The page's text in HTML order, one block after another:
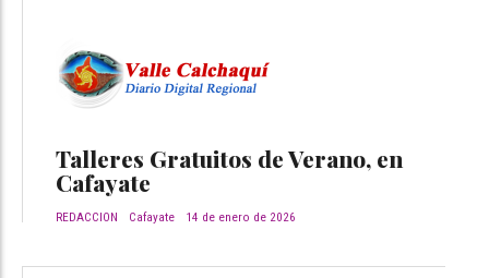
Talleres Gratuitos de Verano, en
Cafayate
REDACCION Cafayate 14 de enero de 2026